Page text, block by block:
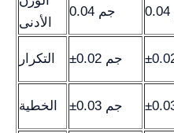
الأدنى
0.04 جم
التكرار ±0.02 جم
الخطية ±0.03 جم